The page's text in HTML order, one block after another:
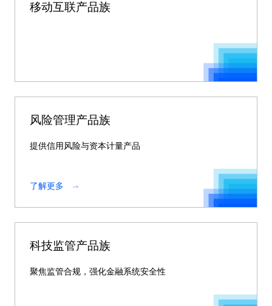
移动互联产品族
风险管理产品族
提供信用风险与资本计量产品
了解更多
科技监管产品族
聚焦监管合规，强化金融系统安全性